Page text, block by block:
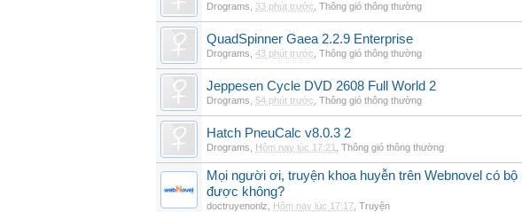
Drograms 33 phút trước Thông gió thông thường
QuadSpinner Gaea 2.2.9 Enterprise
Drograms 43 phút trước Thông gió thông thường
Jeppesen Cycle DVD 2608 Full World 2
Drograms 54 phút trước Thông gió thông thường
Hatch PneuCalc v8.0.3 2
Drograms Hôm nay lúc 17:21 Thông gió thông thường
Mọi người ơi, truyện khoa huyễn trên Webnovel có bộ
được không?
doctruyenonlz Hôm nay lúc 17:17 Truyện